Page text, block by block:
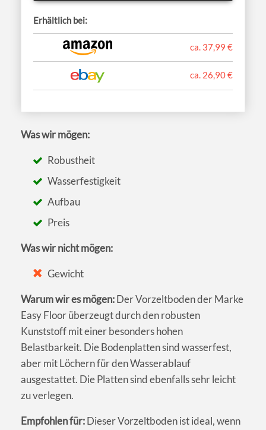
Erhältlich bei:
ca. 37,99 €
ca. 26,90 €
Was wir mögen:
Robustheit
Wasserfestigkeit
Aufbau
Preis
Was wir nicht mögen:
Gewicht
Warum wir es mögen:Der Vorzeltboden der Marke
Easy Floor überzeugt durch den robusten
Kunststoff mit einer besonders hohen
Belastbarkeit. Die Bodenplatten sind wasserfest,
aber mit Löchern für den Wasserablauf
ausgestattet. Die Platten sind ebenfalls sehr leicht
zu verlegen.
Empfohlen für:Dieser Vorzeltboden ist ideal, wenn